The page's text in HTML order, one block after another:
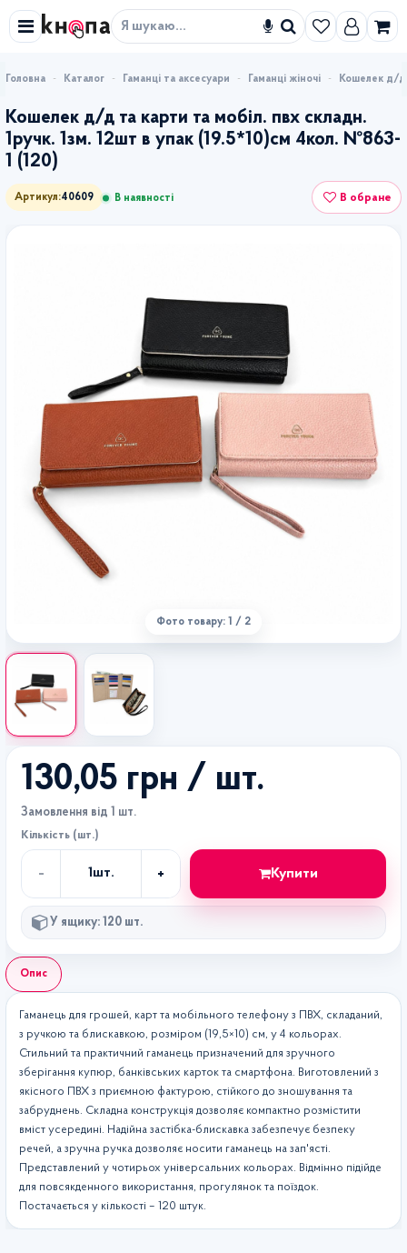
Знайти
Каталог Гаманці та аксесуари Гаманці жіночі Кошелек д/д
Кошелек д/д та карти та мобіл. пвх складн.
1ручк. 1зм. 12шт в упак (19.5*10)см 4кол. №863-
1 (120)
Артикул:40609 В наявності В обране
Фото товару: 1 / 2
Опис
Гаманець для грошей, карт та мобільного телефону з ПВХ, складаний,
з ручкою та блискавкою, розміром (19,5×10) см, у 4 кольорах.
Стильний та практичний гаманець призначений для зручного
зберігання купюр, банківських карток та смартфона. Виготовлений з
якісного ПВХ з приємною фактурою, стійкого до зношування та
забруднень. Складна конструкція дозволяє компактно розмістити
вміст усередині. Надійна застібка-блискавка забезпечує безпеку
речей, а зручна ручка дозволяє носити гаманець на зап'ясті.
Представлений у чотирьох універсальних кольорах. Відмінно підійде
для повсякденного використання, прогулянок та поїздок.
Постачається у кількості – 120 штук.
130,05 грн / шт.
Замовлення від 1 шт.
Кількість (шт.)
- 1шт. + Купити
У ящику: 120 шт.